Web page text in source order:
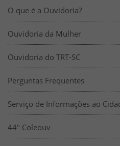
O que é a Ouvidoria?
Ouvidoria da Mulher
Ouvidoria do TRT-SC
Perguntas Frequentes
Serviço de Informações ao
44º Coleouv